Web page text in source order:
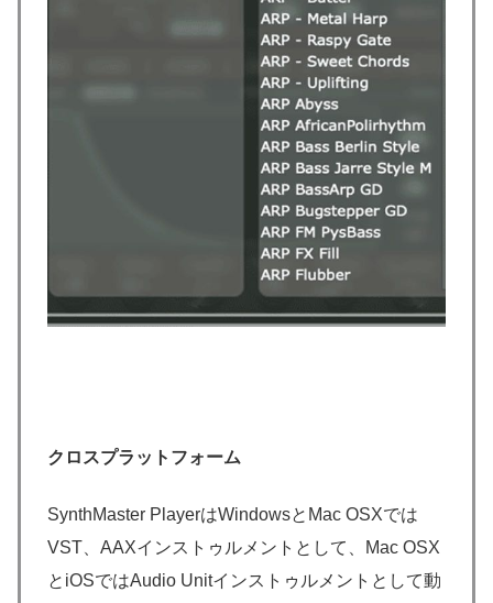
クロスプラットフォーム
SynthMaster PlayerはWindowsとMac OSXでは
VST、AAXインストゥルメントとして、Mac OSX
とiOSではAudio Unitインストゥルメントとして動